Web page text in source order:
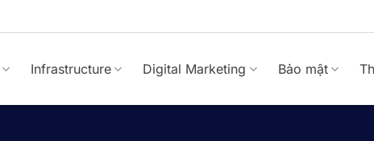
Infrastructure Digital Marketing Bảo mật